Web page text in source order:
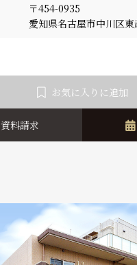
〒454-0935
愛知県名古屋市中川区
お気に入りに追加
資料請求